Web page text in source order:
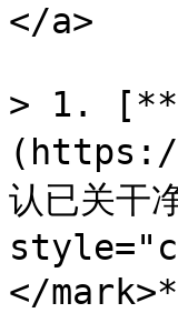
</a>
> 1. [**
认已关
</